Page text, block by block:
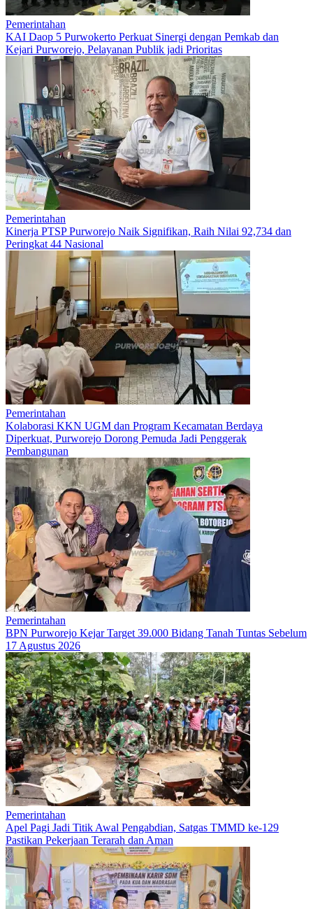
Pemerintahan
KAI Daop 5 Purwokerto Perkuat Sinergi dengan Pemkab dan
Kejari Purworejo, Pelayanan Publik jadi Prioritas
Pemerintahan
Kinerja PTSP Purworejo Naik Signifikan, Raih Nilai 92,734 dan
Peringkat 44 Nasional
Pemerintahan
Kolaborasi KKN UGM dan Program Kecamatan Berdaya
Diperkuat, Purworejo Dorong Pemuda Jadi Penggerak
Pembangunan
Pemerintahan
BPN Purworejo Kejar Target 39.000 Bidang Tanah Tuntas Sebelum
17 Agustus 2026
Pemerintahan
Apel Pagi Jadi Titik Awal Pengabdian, Satgas TMMD ke-129
Pastikan Pekerjaan Terarah dan Aman